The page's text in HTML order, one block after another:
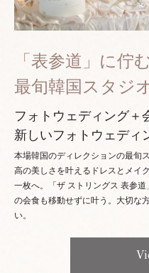
「表参道」に佇
最旬韓国スタジ
フォトウェディング＋
新しいフォトウェディ
本場韓国のディレクションの最旬
高の美しさを叶えるドレスとメイ
一枚へ。「ザ ストリングス 表参
の会食も移動せずに叶う。大切な
い。